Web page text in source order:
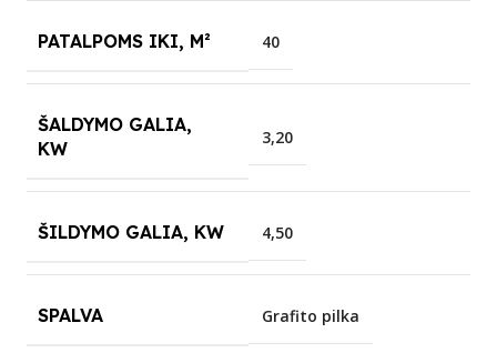
PATALPOMS IKI, M² 40
ŠALDYMO GALIA,
KW
3,20
ŠILDYMO GALIA, KW 4,50
SPALVA Grafito pilka